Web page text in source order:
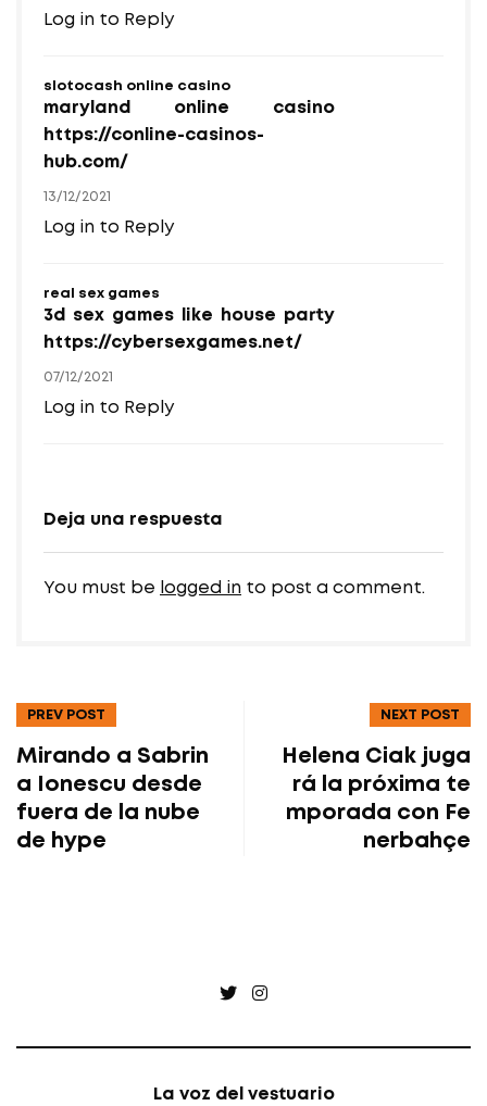
Log in to Reply
slotocash online casino
maryland online casino
https://conline-casinos-
hub.com/
13/12/2021
Log in to Reply
real sex games
3d sex games like house party
https://cybersexgames.net/
07/12/2021
Log in to Reply
Deja una respuesta
You must be logged in to post a comment.
PREV POST
Mirando a Sabrin
a Ionescu desde
fuera de la nube
de hype
NEXT POST
Helena Ciak juga
rá la próxima te
mporada con Fe
nerbahçe
La voz del vestuario